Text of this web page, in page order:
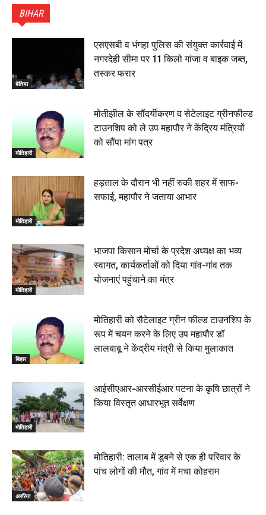
का भव्य पथ संचलन, 5 July 2026
बेतिया : मझौलिया में 1.24 क्विंटल गांजा के साथ बोलेरो ज़ब्त, दो
तस्कर गिरफ्तार, 4 July 2026
00:39
रक्सौल : सुरक्षा जॉंच को सोना-चांदी दुकानों का एसडीपीओ और
थानाध्यक्ष ने किया निरीक्षण, 19 June 2026
00:58
बेतिया में सगे भाई ने मां के साथ मिलकर की भाई की हत्या, शव
जलाया, दोनों गिरफ्तार, 14 June 2026
मोतिहारी। NDA सरकार, 12 साल विश्वास के, मीडिया संवाद में
सांसद रधामोहन सिंह, 13 June 2026
02:19
BIHAR
बेतिया
एसएसबी व भंगहा पुलिस की संयुक्त कार्रवाई में
नगरदेही सीमा पर 11 किलो गांजा व बाइक जब्त,
तस्कर फरार
मोतिहारी
मोतीझील के सौंदर्यीकरण व सेटेलाइट ग्रीनफील्ड
टाउनशिप को ले उप महापौर ने केंद्रिय मंत्रियों
को सौंपा मांग पत्र
मोतिहारी
हड़ताल के दौरान भी नहीं रुकी शहर में साफ-
सफाई, महापौर ने जताया आभार
मोतिहारी
भाजपा किसान मोर्चा के प्रदेश अध्यक्ष का भव्य
स्वागत, कार्यकर्ताओं को दिया गांव-गांव तक
योजनाएं पहुंचाने का मंत्र
बिहार
मोतिहारी को सैटेलाइट ग्रीन फील्ड टाउनशिप के
रूप में चयन करने के लिए उप महापौर डॉ
लालबाबू ने केंद्रीय मंत्री से किया मुलाकात
मोतिहारी
आईसीएआर-आरसीईआर पटना के कृषि छात्रों ने
किया विस्तृत आधारभूत सर्वेक्षण
अररिया
मोतिहारी: तालाब में डूबने से एक ही परिवार के
पांच लोगों की मौत, गांव में मचा कोहराम